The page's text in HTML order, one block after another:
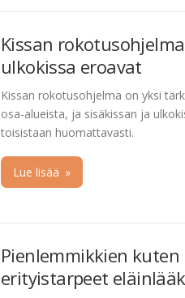
Kissan
ulkokissa eroavat
Kissan rokotusohjelma on yksi
osa-alueista, ja sisäkissan ja
toisistaan huomattavasti.
Lue lisää »
Pienlemmikkien kuten
erityistarpeet